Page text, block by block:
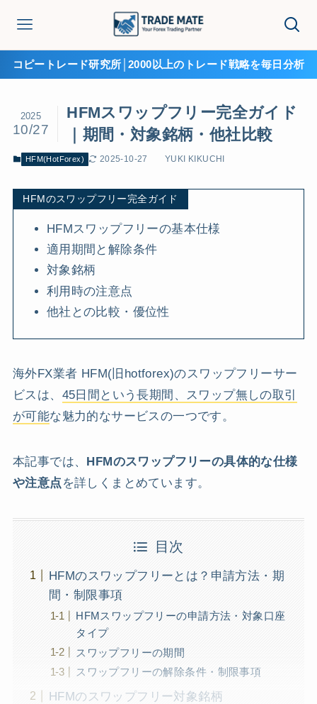
コピートレード研究所│2000以上のトレード戦略を毎日分析
HFMスワップフリー完全ガイド
｜期間・対象銘柄・他社比較
2025
10/27
HFM(HotForex) 2025-10-27 YUKI KIKUCHI
HFMのスワップフリー完全ガイド
HFMスワップフリーの基本仕様
適用期間と解除条件
対象銘柄
利用時の注意点
他社との比較・優位性
海外FX業者 HFM(旧hotforex)のスワップフリーサー
ビスは、 45日間という長期間、スワップ無しの取引
が可能な魅力的なサービスの一つです。
本記事では、
HFMのスワップフリーの具体的な仕様
や注意点 を詳しくまとめています。
目次
HFMのスワップフリーとは？申請方法・期
間・制限事項
HFMスワップフリーの申請方法・対象口座
タイプ
スワップフリーの期間
スワップフリーの解除条件・制限事項
HFMのスワップフリー対象銘柄